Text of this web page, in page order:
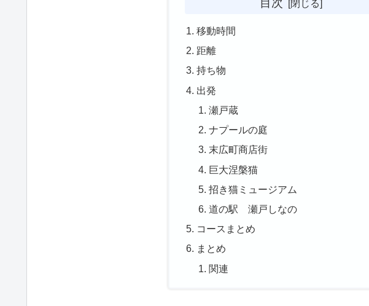
移動時間
距離
持ち物
出発
瀬戸蔵
ナプールの庭
末広町商店街
巨大涅槃猫
招き猫ミュージアム
道の駅 瀬戸しなの
コースまとめ
まとめ
関連